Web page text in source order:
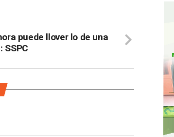
puede llover lo de una
SSPC